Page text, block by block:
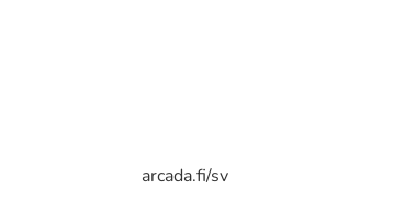
arcada.fi/sv